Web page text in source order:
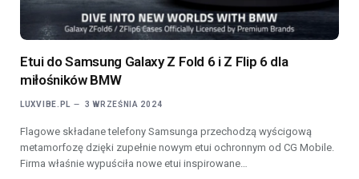
Etui do Samsung Galaxy Z Fold 6 i Z Flip 6 dla
miłośników BMW
LUXVIBE.PL 3 WRZEŚNIA 2024
Flagowe składane telefony Samsunga przechodzą wyścigową
metamorfozę dzięki zupełnie nowym etui ochronnym od CG Mobile.
Firma właśnie wypuściła nowe etui inspirowane…